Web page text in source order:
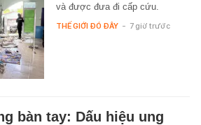
và được đưa đi cấp cứu.
THẾ GIỚI ĐÓ ĐÂY - 7 giờ trước
bàn tay: Dấu hiệu ung